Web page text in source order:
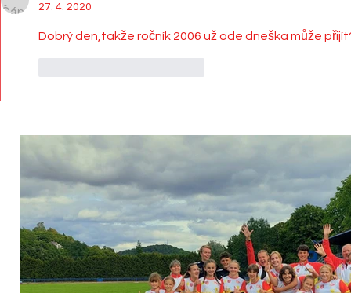
27. 4. 2020
Dobrý den,takže ročník 2006 už ode dneška může